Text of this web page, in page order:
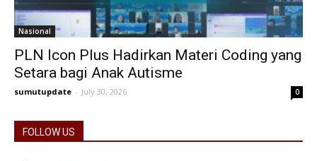
Nasional
PLN Icon Plus Hadirkan Materi Coding yang
Setara bagi Anak Autisme
sumutupdate - July 30, 2026 0
FOLLOW US